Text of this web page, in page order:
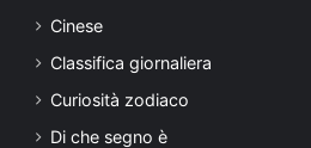
Cinese
Classifica giornaliera
Curiosità zodiaco
Di che segno è